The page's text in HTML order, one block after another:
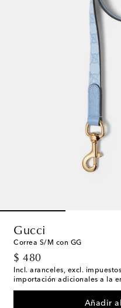
Gucci
Correa S/M con GG
$ 480
original price
Incl. aranceles, excl.
importación adicionales a la
Añadir